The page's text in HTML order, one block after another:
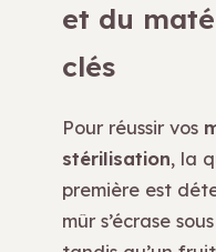
et du
clés
Pour réussir vos
stérilisation, la
première est
mûr s’écrase